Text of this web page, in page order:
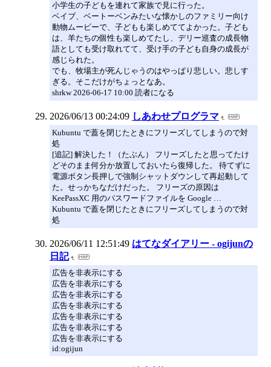
小学生の子どもを連れて家族で見に行った。
ベイブ、ベートーベンみたいな懐かしのファミリー向け
動物ムービーで、子どもも楽しめててよかった。子ども
は、羊たちの個性も楽しめてたし、デリー巡査の成長物
語としても受け取れてて、受け手の子ども自身の成長が
感じられた。
でも、牧場主が死んじゃうのはやっぱり悲しい。悲しす
ぎる。そこだけがちょっとなあ。
shrkw 2026-06-17 10:00 読者になる
2026/06/13 00:24:09 しあわせプログラマ
Kubuntu で蓋を閉じたときにフリーズしてしまうので対
処
[追記] 解決した！（たぶん） フリーズしたと思ってたけ
どそのまま何分か放置しておいたら復帰した。 待てずに
電源ボタン長押しで強制シャットダウンして再起動して
た。せっかちなだけだった。 フリーズの原因は
KeePassXC 用のパスワードファイルを Google …
Kubuntu で蓋を閉じたときにフリーズしてしまうので対
処
2026/06/11 12:51:49 はてなダイアリー - ogijunの
日記
広告を非表示にする
広告を非表示にする
広告を非表示にする
広告を非表示にする
広告を非表示にする
広告を非表示にする
広告を非表示にする
id:ogijun